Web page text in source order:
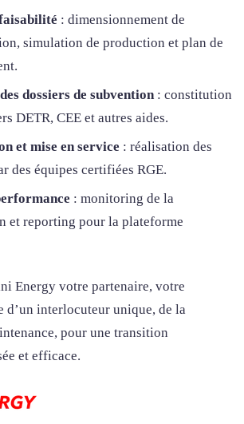
: dimensionnement de
simulation de production et plan de
dossiers de subvention: constitution
DETR, CEE et autres aides.
et mise en service : réalisation des
des équipes certifiées RGE.
: monitoring de la
et reporting pour la plateforme
Energy votre partenaire, votre
d’un interlocuteur unique, de la
pour une transition
et efficace.